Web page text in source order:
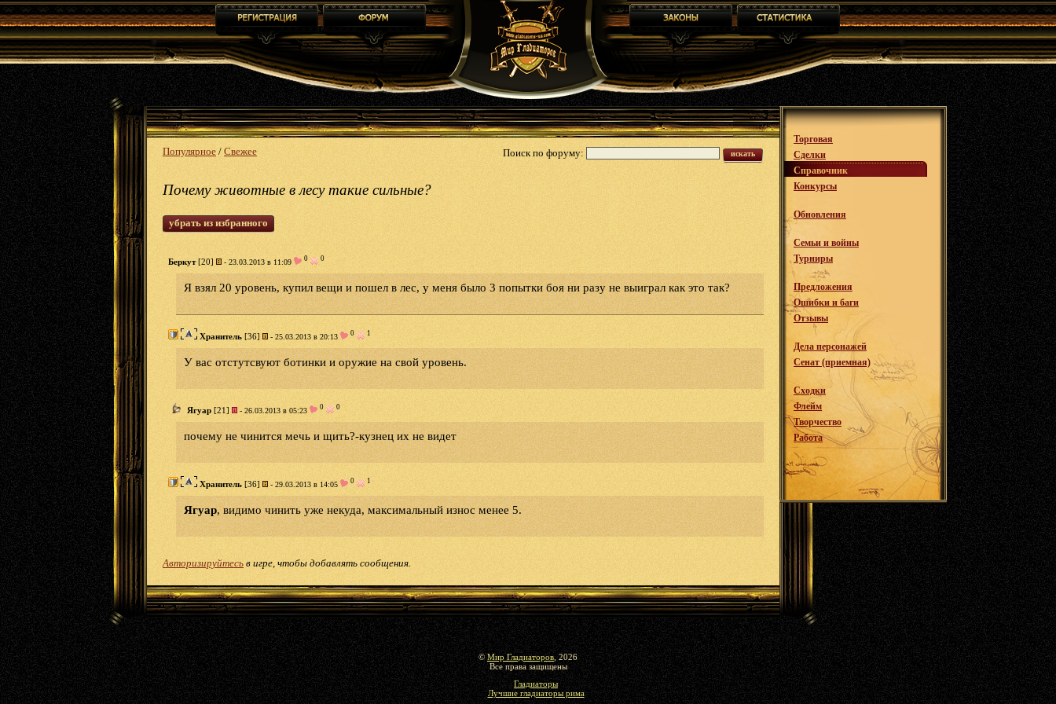
Популярное / Свежее Поиск по форуму: искать
Почему животные в лесу такие сильные?
убрать из избранного
Беркут[20] - 23.03.2013 в 11:09 0 0
Я взял 20 уровень, купил вещи и пошел в лес, у меня было 3 попытки боя ни разу не выиграл как это так?
Хранитель [36] - 25.03.2013 в 20:13 0 1
У вас отстутсвуют ботинки и оружие на свой уровень.
Ягуар [21] - 26.03.2013 в 05:23 0 0
почему не чинится мечь и щить?-кузнец их не видет
Хранитель [36] - 29.03.2013 в 14:05 0 1
Ягуар, видимо чинить уже некуда, максимальный износ менее 5.
Авторизируйтесь в игре, чтобы добавлять сообщения.
Торговая
Сделки
Справочник
Конкурсы
Обновления
Семьи и войны
Турниры
Предложения
Ошибки и баги
Отзывы
Дела персонажей
Сенат (приемная)
Сходки
Флейм
Творчество
Работа
©Мир Гладиаторов , 2026
Все права защищены
Гладиаторы
Лучшие гладиаторы рима